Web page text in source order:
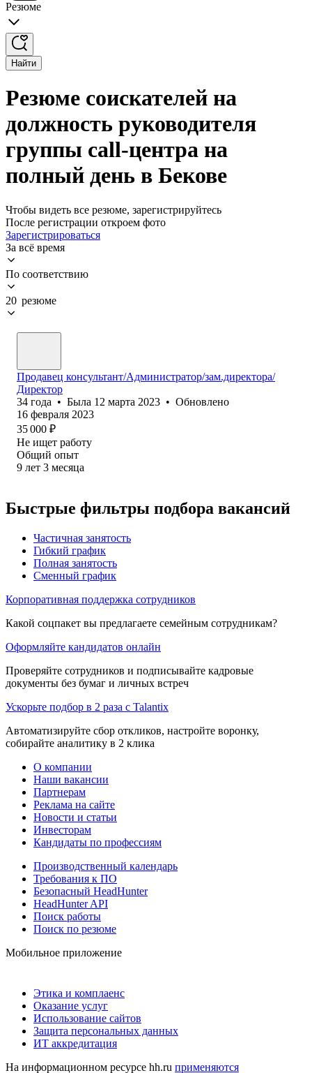
Резюме
Найти
Резюме соискателей на
должность руководителя
группы call-центра на
полный день в Бекове
Чтобы видеть все резюме, зарегистрируйтесь
После регистрации откроем фото
Зарегистрироваться
За всё время
По соответствию
20 резюме
Продавец консультант/Администратор/зам.директора/
Директор
34 года • Была 12 марта 2023 • Обновлено
16 февраля 2023
35 000 ₽
Не ищет работу
Общий опыт
9 лет 3 месяца
Быстрые фильтры подбора вакансий
Частичная занятость
Гибкий график
Полная занятость
Сменный график
Корпоративная поддержка сотрудников
Какой соцпакет вы предлагаете семейным сотрудникам?
Оформляйте кандидатов онлайн
Проверяйте сотрудников и подписывайте кадровые
документы без бумаг и личных встреч
Ускорьте подбор в 2 раза с Talantix
Автоматизируйте сбор откликов, настройте воронку,
собирайте аналитику в 2 клика
О компании
Наши вакансии
Партнерам
Реклама на сайте
Новости и статьи
Инвесторам
Кандидаты по профессиям
Производственный календарь
Требования к ПО
Безопасный HeadHunter
HeadHunter API
Поиск работы
Поиск по резюме
Мобильное приложение
Этика и комплаенс
Оказание услуг
Использование сайтов
Защита персональных данных
ИТ аккредитация
На информационном ресурсе hh.ru применяются